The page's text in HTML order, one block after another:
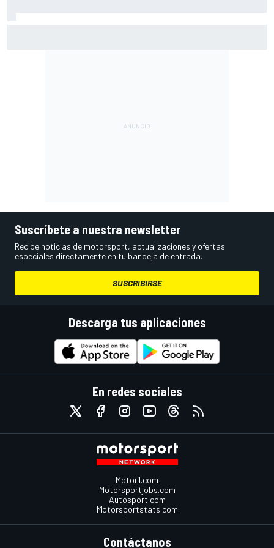
Suscríbete a nuestra newsletter
Recibe noticias de motorsport, actualizaciones y ofertas
especiales directamente en tu bandeja de entrada.
SUSCRIBIRSE
Descarga tus aplicaciones
En redes sociales
Motor1.com
Motorsportjobs.com
Autosport.com
Motorsportstats.com
Contáctanos